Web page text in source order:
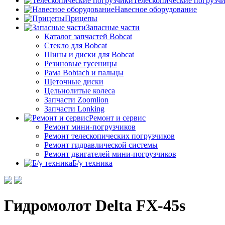
Навесное оборудование
Прицепы
Запасные части
Каталог запчастей Bobcat
Стекло для Bobcat
Шины и диски для Bobcat
Резиновые гусеницы
Рама Bobtach и пальцы
Щеточные диски
Цельнолитые колеса
Запчасти Zoomlion
Запчасти Lonking
Ремонт и сервис
Ремонт мини-погрузчиков
Ремонт телескопических погрузчиков
Ремонт гидравлической системы
Ремонт двигателей мини-погрузчиков
Б/у техника
Гидромолот Delta FX-45s